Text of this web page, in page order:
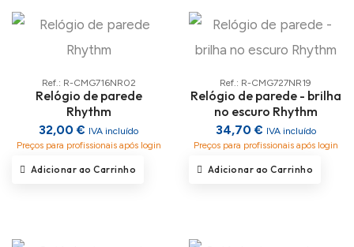
Ref.: R-CMG716NR02
Relógio de parede
Rhythm
32,00 € IVA incluído
Preços para profissionais após login
Adicionar ao Carrinho
Ref.: R-CMG727NR19
Relógio de parede - brilha
no escuro Rhythm
34,70 € IVA incluído
Preços para profissionais após login
Adicionar ao Carrinho